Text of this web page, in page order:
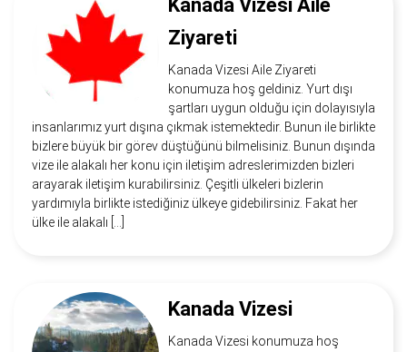
Kanada Vizesi Aile
Ziyareti
Kanada Vizesi Aile Ziyareti
konumuza hoş geldiniz. Yurt dışı
şartları uygun olduğu için dolayısıyla
insanlarımız yurt dışına çıkmak istemektedir. Bunun ile birlikte
bizlere büyük bir görev düştüğünü bilmelisiniz. Bunun dışında
vize ile alakalı her konu için iletişim adreslerimizden bizleri
arayarak iletişim kurabilirsiniz. Çeşitli ülkeleri bizlerin
yardımıyla birlikte istediğiniz ülkeye gidebilirsiniz. Fakat her
ülke ile alakalı […]
Kanada Vizesi
Kanada Vizesi konumuza hoş